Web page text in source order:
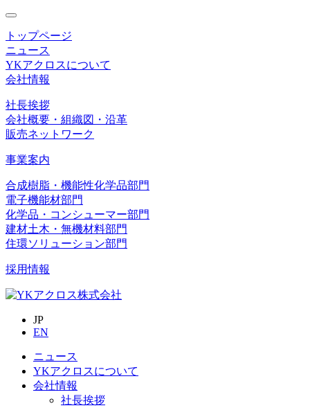
toggle
navigation
トップページ
ニュース
YKアクロスについて
会社情報
社長挨拶
会社概要・組織図・沿革
販売ネットワーク
事業案内
合成樹脂・機能性化学品部門
電子機能材部門
化学品・コンシューマー部門
建材土木・無機材料部門
住環ソリューション部門
採用情報
JP
EN
ニュース
YKアクロスについて
会社情報
社長挨拶